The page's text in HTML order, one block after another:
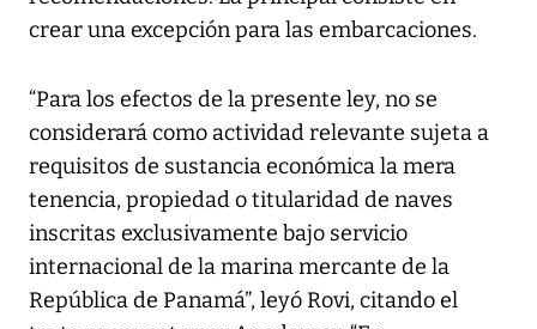
crear una excepción para las embarcaciones.
“Para los efectos de la presente ley, no se
considerará como actividad relevante sujeta a
requisitos de sustancia económica la mera
tenencia, propiedad o titularidad de naves
inscritas exclusivamente bajo servicio
internacional de la marina mercante de la
República de Panamá”, leyó Rovi, citando el